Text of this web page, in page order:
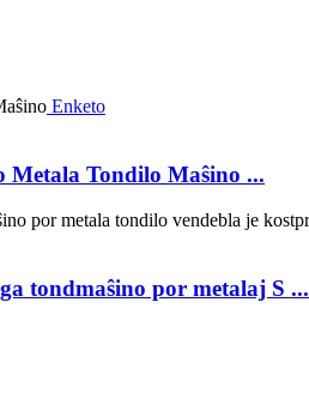
Enketo
Tondilo Maŝino ...
tondmaŝino por metalaj S ...